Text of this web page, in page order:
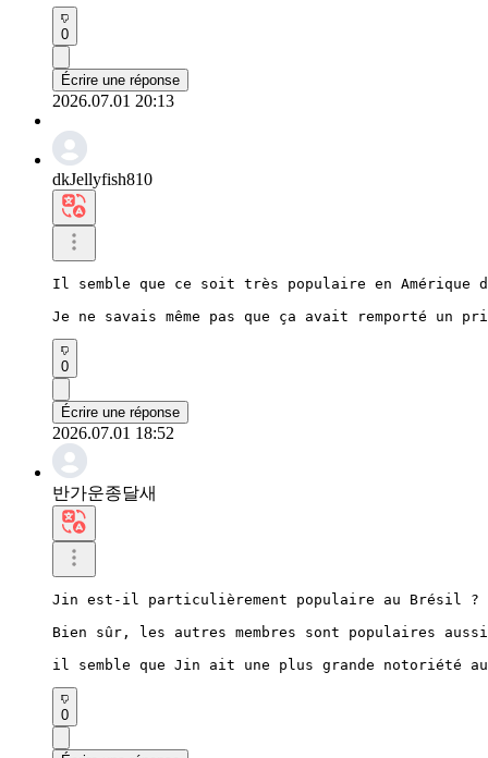
0
Écrire une réponse
2026.07.01 20:13
dkJellyfish810
Il semble que ce soit très populaire en Amérique
Je ne savais même pas que ça avait remporté un
0
Écrire une réponse
2026.07.01 18:52
반가운종달새
Jin est-il particulièrement populaire au Brésil ?
Bien sûr, les autres membres sont populaires
il semble que Jin ait une plus grande notoriété
0